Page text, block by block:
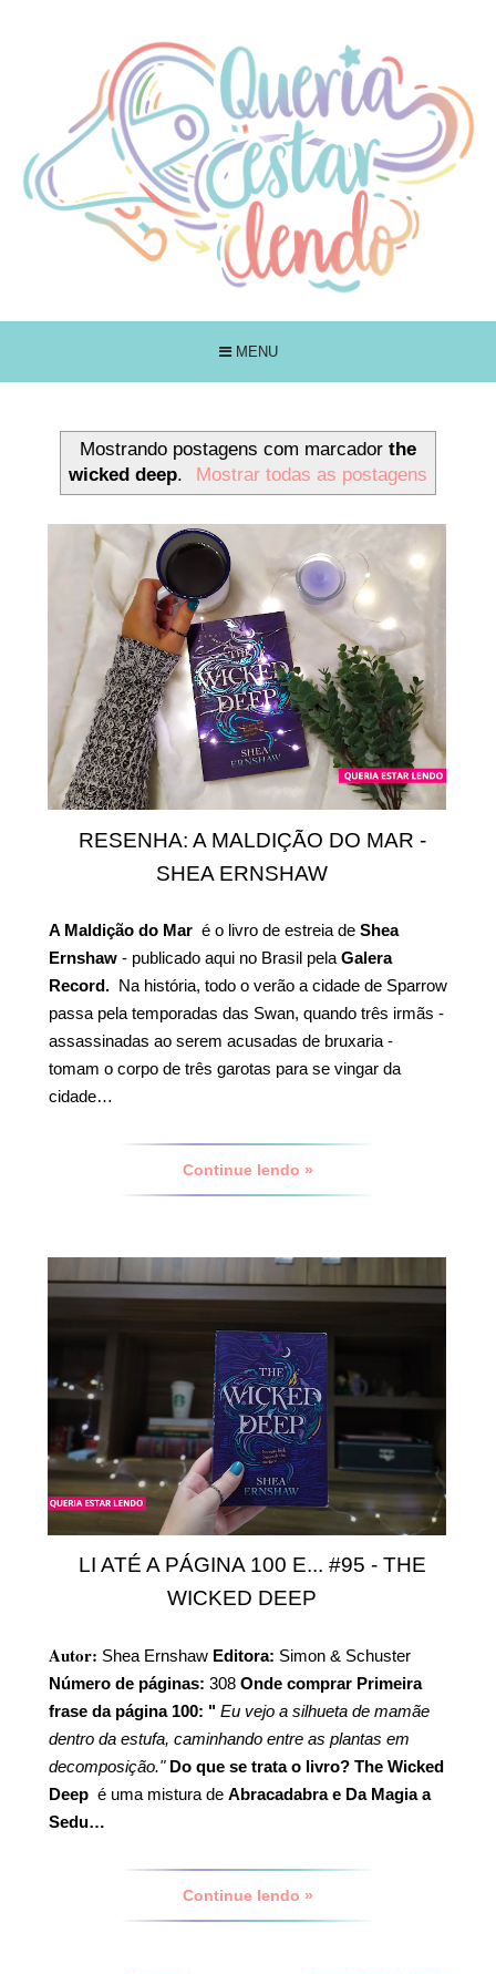
MENU
Mostrando postagens com marcador the
wicked deep. Mostrar todas as postagens
RESENHA: A MALDIÇÃO DO MAR -
SHEA ERNSHAW
A Maldição do Mar é o livro de estreia de Shea
Ernshaw - publicado aqui no Brasil pela Galera
Record. Na história, todo o verão a cidade de Sparrow
passa pela temporadas das Swan, quando três irmãs -
assassinadas ao serem acusadas de bruxaria -
tomam o corpo de três garotas para se vingar da
cidade…
Continue lendo »
LI ATÉ A PÁGINA 100 E... #95 - THE
WICKED DEEP
Autor: Shea Ernshaw Editora: Simon & Schuster
Número de páginas: 308 Onde comprar Primeira
frase da página 100: " Eu vejo a silhueta de mamãe
dentro da estufa, caminhando entre as plantas em
decomposição." Do que se trata o livro? The Wicked
Deep é uma mistura de Abracadabra e Da Magia a
Sedu…
Continue lendo »